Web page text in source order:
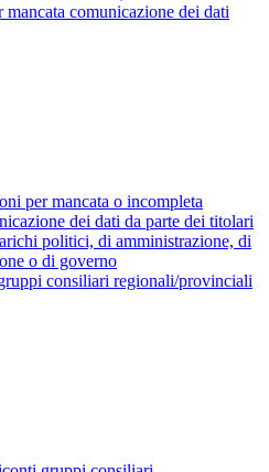
mancata comunicazione dei dati
per mancata o incompleta
dei dati da parte dei titolari
politici, di amministrazione, di
o di governo
consiliari regionali/provinciali